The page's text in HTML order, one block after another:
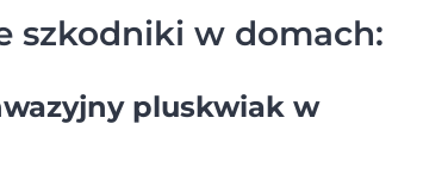
szkodniki w domach:
pluskwiak w